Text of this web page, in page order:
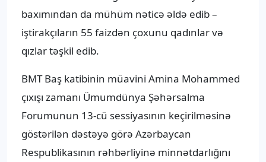
baxımından da mühüm nəticə əldə edib –
iştirakçıların 55 faizdən çoxunu qadınlar və
qızlar təşkil edib.
BMT Baş katibinin müavini Amina Mohammed
çıxışı zamanı Ümumdünya Şəhərsalma
Forumunun 13-cü sessiyasının keçirilməsinə
göstərilən dəstəyə görə Azərbaycan
Respublikasının rəhbərliyinə minnətdarlığını